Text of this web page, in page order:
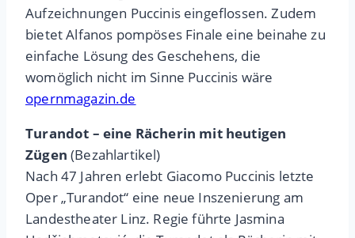
Aufzeichnungen Puccinis eingeflossen. Zudem
bietet Alfanos pompöses Finale eine beinahe zu
einfache Lösung des Geschehens, die
womöglich nicht im Sinne Puccinis wäre
opernmagazin.de
Turandot – eine Rächerin mit heutigen
Zügen (Bezahlartikel)
Nach 47 Jahren erlebt Giacomo Puccinis letzte
Oper „Turandot“ eine neue Inszenierung am
Landestheater Linz. Regie führte Jasmina